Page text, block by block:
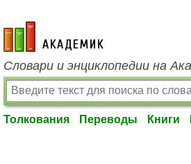
academic.ru
Словари и энциклопедии на
Толкования Переводы Книги